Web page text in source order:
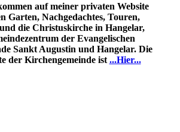
auf meiner privaten Website
Garten, Nachgedachtes, Touren,
die Christuskirche in Hangelar,
der Evangelischen
Sankt Augustin und Hangelar. Die
der Kirchengemeinde ist ...Hier...